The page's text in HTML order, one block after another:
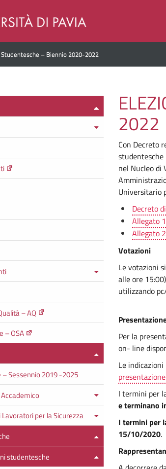
Studentesche – Biennio 2020-2022
– AQ
– OSA
– Sessennio 2019 -2025
per la Sicurezza
studentesche
2022
Con Decreto
nel Nucleo di
Universitario
Decreto
Allegato
Allegato
Votazioni
Le votazioni
alle ore
utilizzando
Per la
on- line
Le
I termini per
e terminano
I termini per
15/10/2020.